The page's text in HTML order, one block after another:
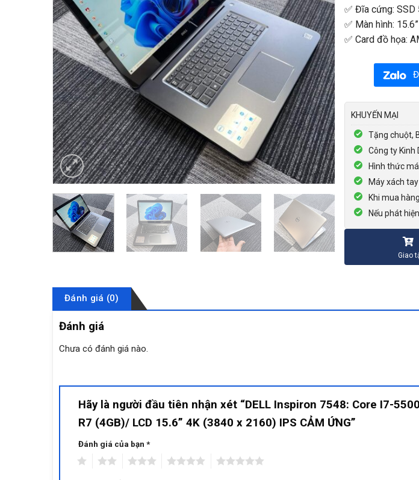
✅ Đĩa cứng: SSD
✅ Màn hình:
✅ Card đồ họa:
KHUYẾN MẠI
Tặng chuột,
Công ty Kinh
Hình thức
Máy xách
Khi mua
Nếu phát
Đánh giá (0)
Đánh giá
Chưa có đánh giá nào.
Hãy là người đầu tiên nhận xét “DELL Inspiron 7548: Core I7-
R7 (4GB)/ LCD 15.6” 4K (3840 x 2160) IPS CẢM ỨNG”
Đánh giá của bạn *